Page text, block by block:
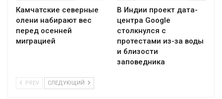
Камчатские северные
олени набирают вес
перед осенней
миграцией
В Индии проект дата-
центра Google
столкнулся с
протестами из-за воды
и близости
заповедника
PREV СЛЕДУЮЩИЙ